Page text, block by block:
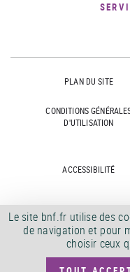
PLAN DU SITE
CONDITIONS
D'UTILISATION
ACCESSIBILITÉ
MARCHÉS PUBLICS
DÉMATÉRIALISATION
Le site bnf.fr utilise des
de navigation et pour
choisir ceux